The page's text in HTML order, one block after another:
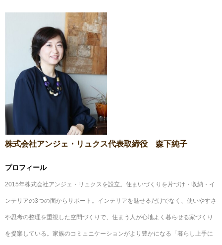
株式会社アンジェ・リュクス代表取締役 森下純子
プロフィール
2015年株式会社アンジェ・リュクスを設立。住まいづくりを片づけ・収納・イ
ンテリアの3つの面からサポート。インテリアを魅せるだけでなく、使いやすさ
や思考の整理を重視した空間づくりで、住まう人が心地よく暮らせる家づくり
を提案している。家族のコミュニケーションがより豊かになる「暮らし上手に